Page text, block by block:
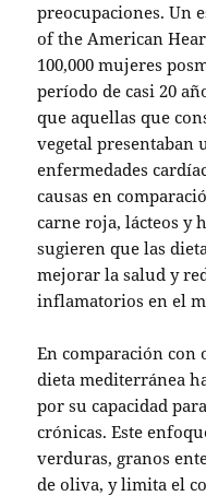
preocupaciones. Un
of the American
100,000 mujeres
período de casi 20
que aquellas que
vegetal presentaban
enfermedades
causas en
carne roja, lácteos y
sugieren que las
mejorar la salud y
inflamatorios en el
En comparación con
dieta mediterránea
por su capacidad
crónicas. Este
verduras, granos
de oliva, y limita el